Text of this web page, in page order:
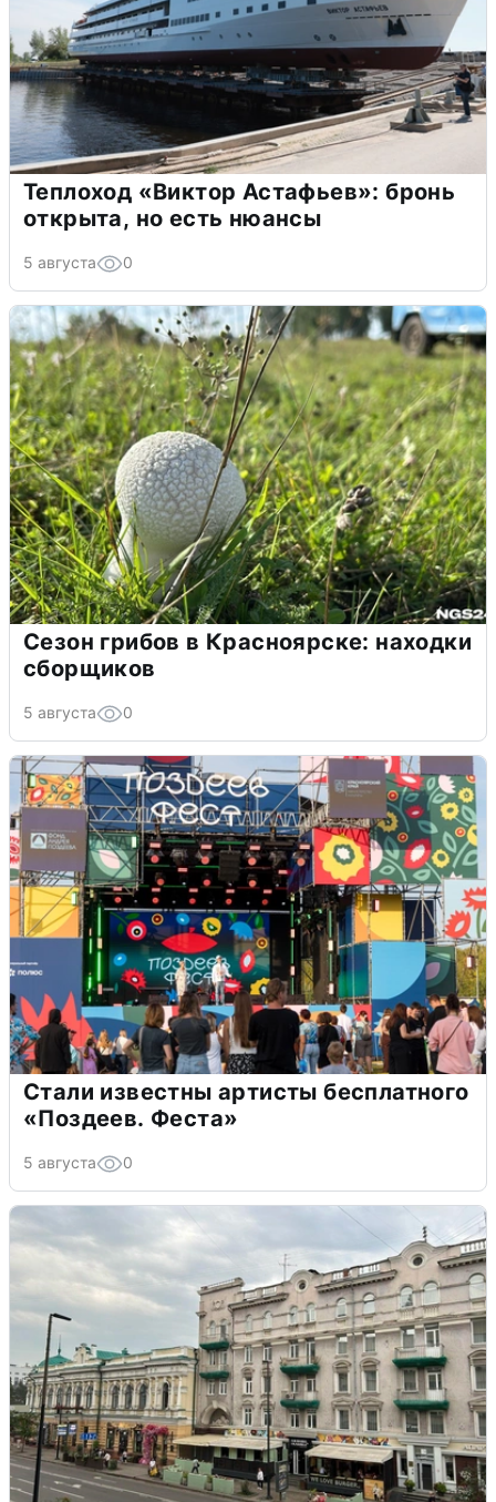
Теплоход «Виктор Астафьев»: бронь
открыта, но есть нюансы
5 августа 0
Сезон грибов в Красноярске: находки
сборщиков
5 августа 0
Стали известны артисты бесплатного
«Поздеев. Феста»
5 августа 0